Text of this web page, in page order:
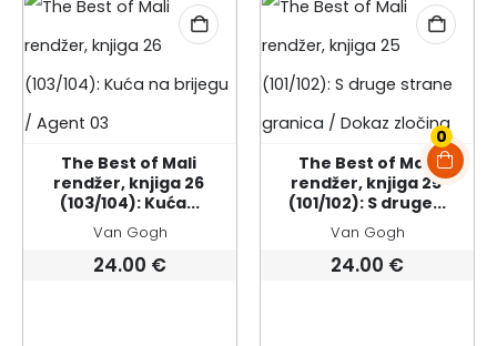
0
The Best of Mali
rendžer, knjiga 26
(103/104): Kuća...
Van Gogh
24.00 €
The Best of Mali
rendžer, knjiga 25
(101/102): S druge...
Van Gogh
24.00 €